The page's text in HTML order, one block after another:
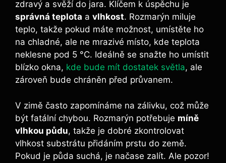
zdravý a svěží do jara. Klíčem k úspěchu je
správná teplota a vlhkost. Rozmarýn miluje
teplo, takže pokud máte možnost, umístěte ho
na chladné, ale ne mrazivé místo, kde teplota
neklesne pod 5 °C. Ideálně se snažte ho umístit
blízko okna, kde bude mít dostatek světla, ale
zároveň bude chráněn před průvanem.
V zimě často zapomínáme na zálivku, což může
být fatální chybou. Rozmarýn potřebuje míně
vlhkou půdu, takže je dobré zkontrolovat
vlhkost substrátu přidáním prstu do země.
Pokud je půda suchá, je načase zalít. Ale pozor!